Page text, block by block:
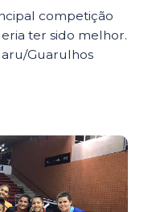
competição
ter sido melhor.
Guarulhos